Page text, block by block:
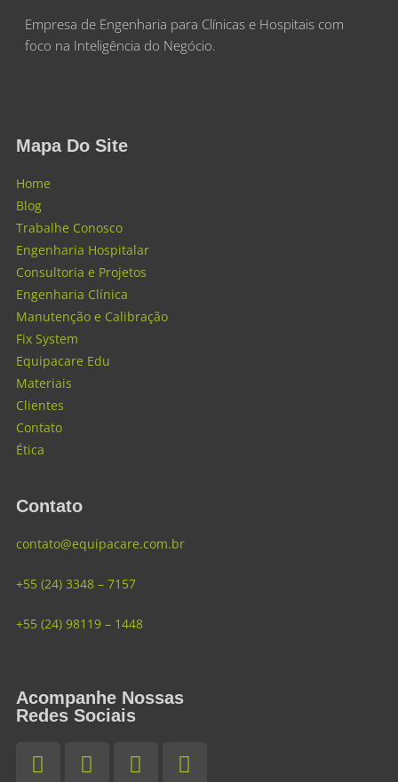
Empresa de Engenharia para Clínicas e Hospitais com
foco na Inteligência do Negócio.
Mapa Do Site
Home
Blog
Trabalhe Conosco
Engenharia Hospitalar
Consultoria e Projetos
Engenharia Clínica
Manutenção e Calibração
Fix System
Equipacare Edu
Materiais
Clientes
Contato
Ética
Contato
contato@equipacare.com.br
+55 (24) 3348 – 7157
+55 (24) 98119 – 1448
Acompanhe Nossas
Redes Sociais